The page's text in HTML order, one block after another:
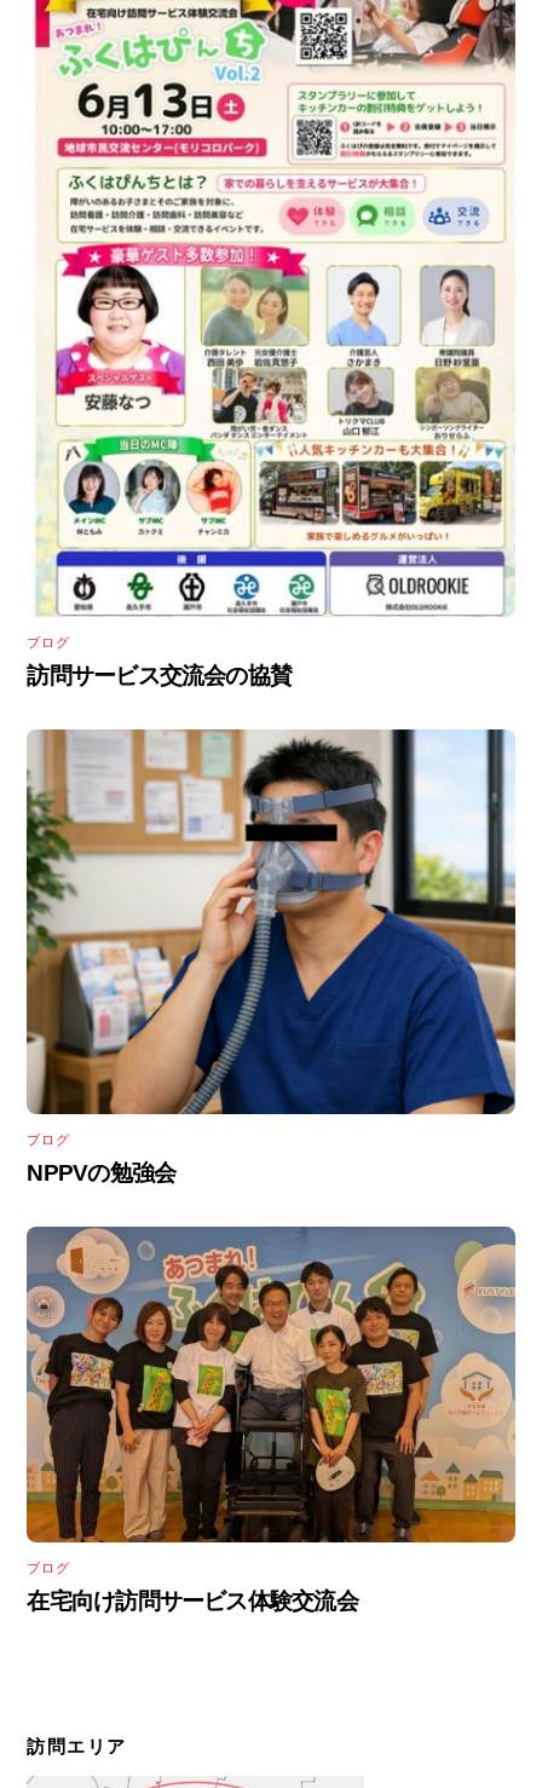
ブログ
訪問サービス交流会の協賛
ブログ
NPPVの勉強会
ブログ
在宅向け訪問サービス体験交流会
訪問エリア